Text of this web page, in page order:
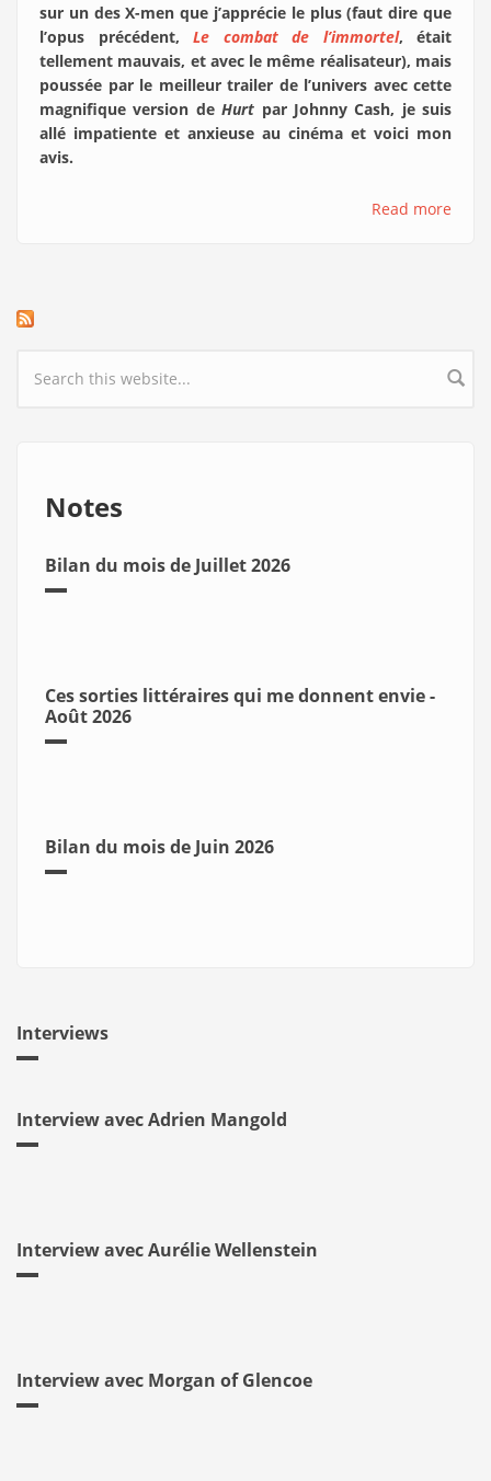
sur un des X-men que j’apprécie le plus (faut dire que
l’opus précédent, Le combat de l’immortel, était
tellement mauvais, et avec le même réalisateur), mais
poussée par le meilleur trailer de l’univers avec cette
magnifique version deHurt par Johnny Cash, je suis
allé impatiente et anxieuse au cinéma et voici mon
avis.
Read more
Search form
Notes
Bilan du mois de Juillet 2026
Ces sorties littéraires qui me donnent envie -
Août 2026
Bilan du mois de Juin 2026
Interviews
Interview avec Adrien Mangold
Interview avec Aurélie Wellenstein
Interview avec Morgan of Glencoe